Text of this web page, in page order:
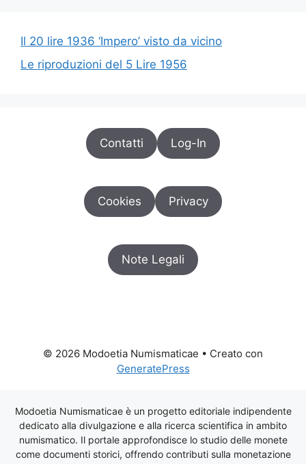
Il 20 lire 1936 ‘Impero’ visto da vicino
Le riproduzioni del 5 Lire 1956
Contatti Log-In
Cookies Privacy
Note Legali
© 2026 Modoetia Numismaticae • Creato con
GeneratePress
Modoetia Numismaticae è un progetto editoriale indipendente
dedicato alla divulgazione e alla ricerca scientifica in ambito
numismatico. Il portale approfondisce lo studio delle monete
come documenti storici, offrendo contributi sulla monetazione